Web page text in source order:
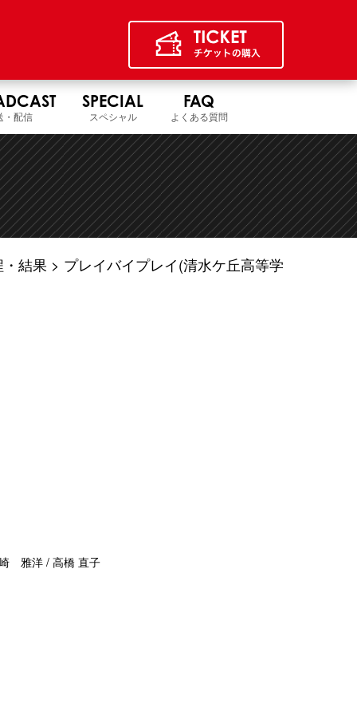
・配信
SPECIAL
スペシャル
FAQ
よくある質問
・結果
プレイバイプレイ(清水ケ丘高等学
雅洋 / 高橋 直子